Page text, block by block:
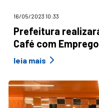
16/05/2023 10:33
Prefeitura
Café com
leia mais